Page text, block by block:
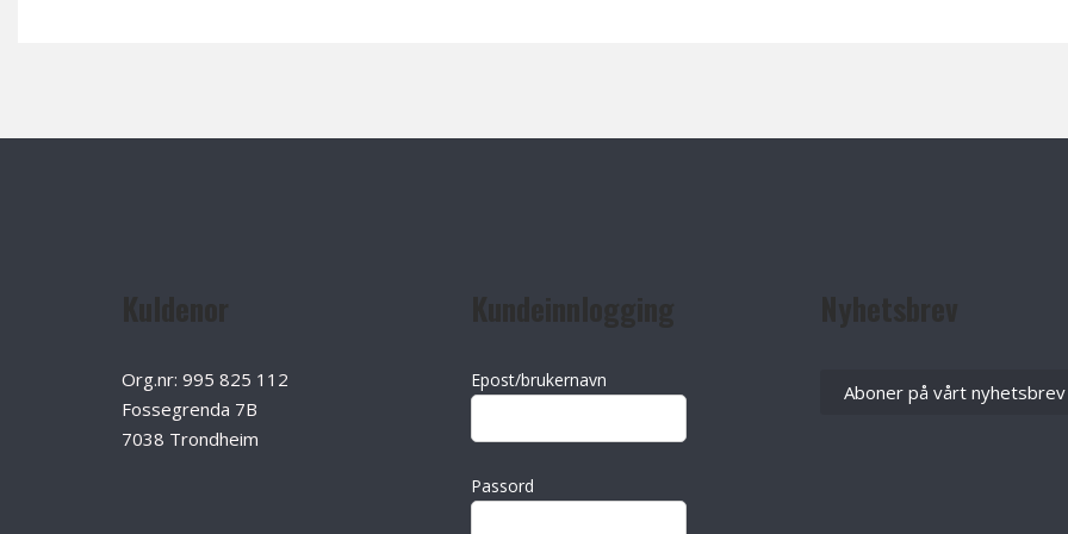
Org.nr: 995 825 112
Fossegrenda 7B
7038 Trondheim
Epost/brukernavn
Passord
Aboner på vårt nyhetsbrev